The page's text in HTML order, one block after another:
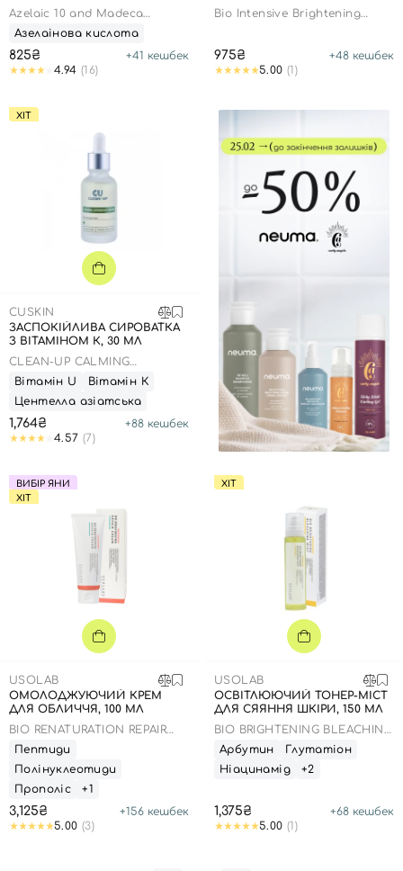
Azelaic 10 and Madeca
Ampoule
Азелаінова кислота
825₴ +41 кешбек
4.94 (16)
Bio Intensive Brightening
975₴ +48 кешбек
5.00 (1)
ХІТ
CUSKIN
ЗАСПОКІЙЛИВА СИРОВАТКА
З ВІТАМІНОМ К, 30 МЛ
CLEAN-UP CALMING
INTENSIVE SERUM
Вітамін U
Вітамін К
Центелла азіатська
1,764₴ +88 кешбек
4.57 (7)
ВИБІР ЯНИ
ХІТ
USOLAB
ОМОЛОДЖУЮЧИЙ КРЕМ
ДЛЯ ОБЛИЧЧЯ, 100 МЛ
BIO RENATURATION REPAIR
CREAM
Пептиди
Полінуклеотиди
Прополіс
+1
3,125₴ +156 кешбек
5.00 (3)
ХІТ
USOLAB
ОСВІТЛЮЮЧИЙ ТОНЕР-МІСТ
ДЛЯ СЯЯННЯ ШКІРИ, 150 МЛ
BIO BRIGHTENING BLEACHING
MIST
Арбутин
Глутатіон
Ніацинамід
+2
1,375₴ +68 кешбек
5.00 (1)
Номер телефону
Відправляючи форму для авторизації/реєстрації ви
приймаєте умови
Угоди користувача
Увійти за допомогою e-mail